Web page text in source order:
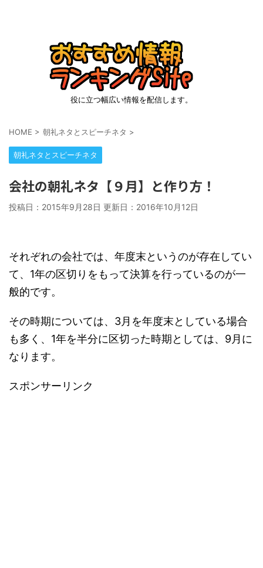
役に立つ幅広い情報を配信します。
HOME > 朝礼ネタとスピーチネタ >
朝礼ネタとスピーチネタ
会社の朝礼ネタ【９月】と作り方！
投稿日：2015年9月28日 更新日： 2016年10月12日
それぞれの会社では、年度末というのが存在してい
て、1年の区切りをもって決算を行っているのが一
般的です。
その時期については、3月を年度末としている場合
も多く、1年を半分に区切った時期としては、9月に
なります。
スポンサーリンク